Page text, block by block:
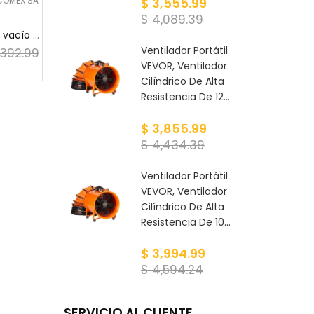
VEVOR - Bomba de vacío y manómetro para aire ac...
$ 4,089.39
Ventilador Portátil
VEVOR, Ventilador
Cilíndrico De Alta
Resistencia De 12...
$ 3,855.99
$ 4,434.39
Ventilador Portátil
VEVOR, Ventilador
Cilíndrico De Alta
Resistencia De 10...
$ 3,994.99
$ 4,594.24